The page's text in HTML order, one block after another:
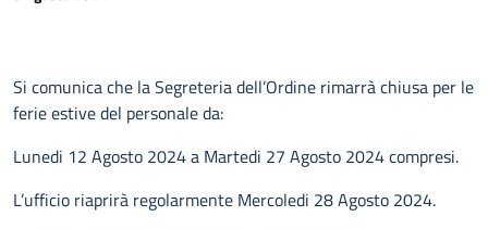
Si comunica che la Segreteria dell’Ordine rimarrà chiusa per le
ferie estive del personale da:
Lunedi 12 Agosto 2024 a Martedi 27 Agosto 2024 compresi.
L’ufficio riaprirà regolarmente Mercoledi 28 Agosto 2024.